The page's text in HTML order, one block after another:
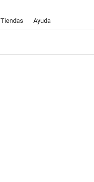
Tiendas Ayuda